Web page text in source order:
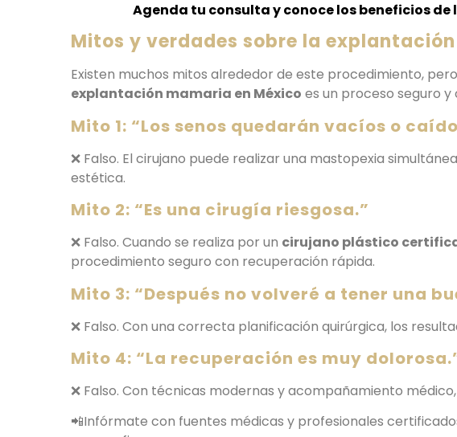
Agenda tu consulta y conoce los beneficios
Mitos y verdades sobre la
Existen muchos mitos alrededor de este procedimiento,
explantación mamaria en México es un proceso seguro
Mito 1: “Los senos quedarán vacíos o
❌ Falso. El cirujano puede realizar una mastopexia
estética.
Mito 2: “Es una cirugía riesgosa.”
❌ Falso. Cuando se realiza por un cirujano plástico
procedimiento seguro con recuperación rápida.
Mito 3: “Después no volveré a tener una
❌ Falso. Con una correcta planificación quirúrgica, los
Mito 4: “La recuperación es muy
❌ Falso. Con técnicas modernas y acompañamiento
📲Infórmate con fuentes médicas y profesionales